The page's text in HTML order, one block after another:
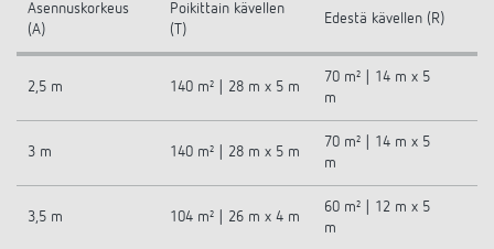
Asennuskorkeus
(A)
Poikittain kävellen
(T)
Edestä kävellen (R)
2,5 m 140 m² | 28 m x 5 m
70 m² | 14 m x 5
m
3 m 140 m² | 28 m x 5 m
70 m² | 14 m x 5
m
3,5 m 104 m² | 26 m x 4 m
60 m² | 12 m x 5
m